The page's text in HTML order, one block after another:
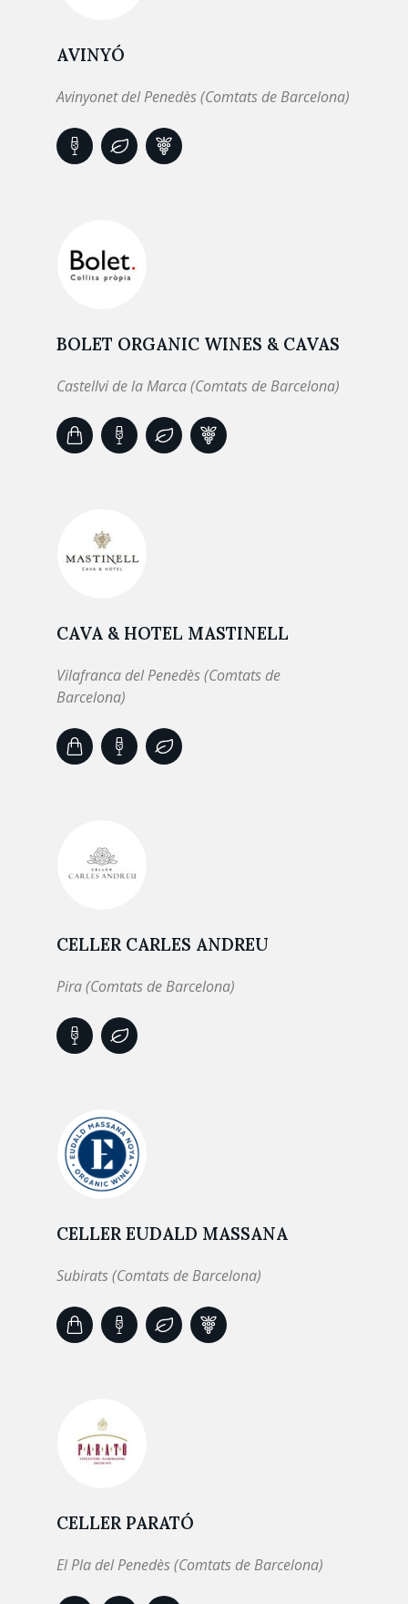
AVINYÓ
Avinyonet del Penedès (Comtats de Barcelona)
BOLET ORGANIC WINES & CAVAS
Castellvi de la Marca (Comtats de Barcelona)
CAVA & HOTEL MASTINELL
Vilafranca del Penedès (Comtats de
Barcelona)
CELLER CARLES ANDREU
Pira (Comtats de Barcelona)
CELLER EUDALD MASSANA
Subirats (Comtats de Barcelona)
CELLER PARATÓ
El Pla del Penedès (Comtats de Barcelona)